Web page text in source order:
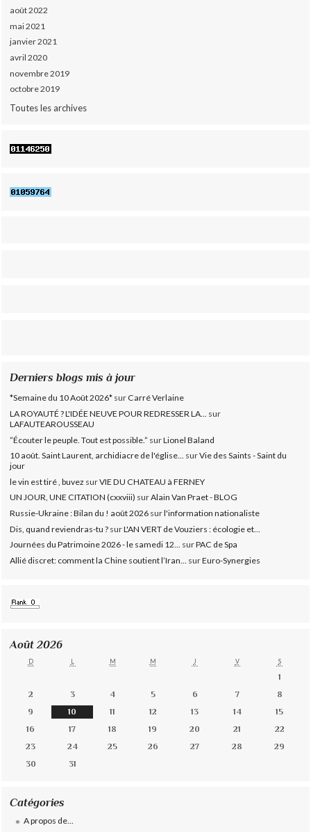
août 2022
mai 2021
janvier 2021
avril 2020
novembre 2019
octobre 2019
Toutes les archives
Derniers blogs mis à jour
*Semaine du 10 Août 2026* surCarré Verlaine
LA ROYAUTÉ ? L'IDÉE NEUVE POUR REDRESSER LA... sur
LAFAUTEAROUSSEAU
”Écouter le peuple. Tout est possible.” surLionel Baland
10 août. Saint Laurent, archidiacre de l'église... surVie des Saints - Saint du
jour
le vin est tiré , buvez surVIE DU CHATEAU à FERNEY
UN JOUR, UNE CITATION (cxxviii) surAlain Van Praet - BLOG
Russie-Ukraine : Bilan du ! août 2026 surl'information nationaliste
Dis, quand reviendras-tu ? surL'AN VERT de Vouziers : écologie et...
Journées du Patrimoine 2026 - le samedi 12... surPAC de Spa
Allié discret: comment la Chine soutient l’Iran...
surEuro-Synergies
Août 2026
D L M M J V S
1
2
3 4 5 6 7
8
9
10 11 12 13 14
15
16
17 18 19 20 21
22
23
24 25 26 27 28
29
30
31
Catégories
A propos de...